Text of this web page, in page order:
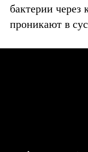
бактерии
проникают в
+7